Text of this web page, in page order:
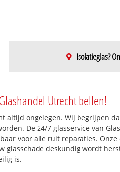
Isolatieglas?
Harmelen-Zuid (dorp)
Putkop
Reijerscop
Gerverscop
Utrecht bellen!
altijd ongelegen. Wij begrijpen
De 24/7 glasservice van
voor alle ruit reparaties. Onze
glasschade deskundig wordt
is.